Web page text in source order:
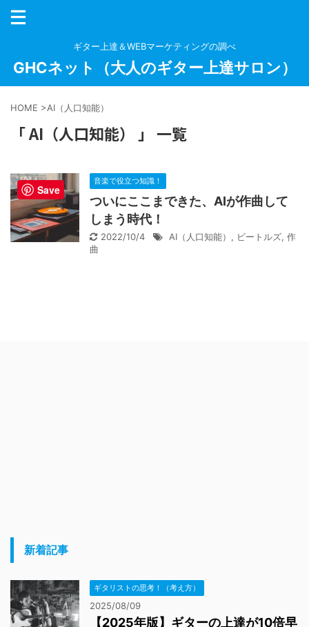
ギター上達＆WEBマーケティングの調べ
GHCネット（大人のギター上達サロン）
HOME >AI（人口知能）
「 AI（人口知能） 」 一覧
音楽で役立つ知識！
ついにここまできた、AIが作曲して
しまう時代！
2022/10/4 AI（人口知能） , ビートルズ, 作
曲
新着記事
ギタリストの思考！（考え方）
2025/08/09
【2025年版】ギターの上達が10倍早
Save